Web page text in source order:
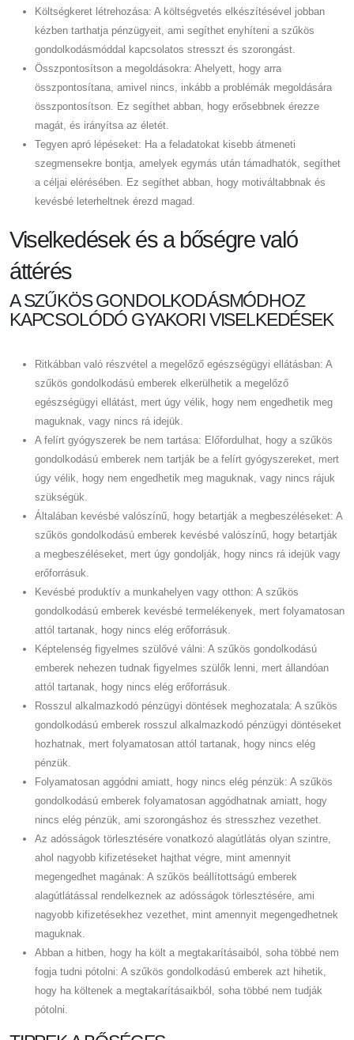
Költségkeret létrehozása: A költségvetés elkészítésével jobban
kézben tarthatja pénzügyeit, ami segíthet enyhíteni a szűkös
gondolkodásmóddal kapcsolatos stresszt és szorongást.
Összpontosítson a megoldásokra: Ahelyett, hogy arra
összpontosítana, amivel nincs, inkább a problémák megoldására
összpontosítson. Ez segíthet abban, hogy erősebbnek érezze
magát, és irányítsa az életét.
Tegyen apró lépéseket: Ha a feladatokat kisebb átmeneti
szegmensekre bontja, amelyek egymás után támadhatók, segíthet
a céljai elérésében. Ez segíthet abban, hogy motiváltabbnak és
kevésbé leterheltnek érezd magad.
Viselkedések és a bőségre való
áttérés
A SZŰKÖS GONDOLKODÁSMÓDHOZ
KAPCSOLÓDÓ GYAKORI VISELKEDÉSEK
Ritkábban való részvétel a megelőző egészségügyi ellátásban: A
szűkös gondolkodású emberek elkerülhetik a megelőző
egészségügyi ellátást, mert úgy vélik, hogy nem engedhetik meg
maguknak, vagy nincs rá idejük.
A felírt gyógyszerek be nem tartása: Előfordulhat, hogy a szűkös
gondolkodású emberek nem tartják be a felírt gyógyszereket, mert
úgy vélik, hogy nem engedhetik meg maguknak, vagy nincs rájuk
szükségük.
Általában kevésbé valószínű, hogy betartják a megbeszéléseket: A
szűkös gondolkodású emberek kevésbé valószínű, hogy betartják
a megbeszéléseket, mert úgy gondolják, hogy nincs rá idejük vagy
erőforrásuk.
Kevésbé produktív a munkahelyen vagy otthon: A szűkös
gondolkodású emberek kevésbé termelékenyek, mert folyamatosan
attól tartanak, hogy nincs elég erőforrásuk.
Képtelenség figyelmes szülővé válni: A szűkös gondolkodású
emberek nehezen tudnak figyelmes szülők lenni, mert állandóan
attól tartanak, hogy nincs elég erőforrásuk.
Rosszul alkalmazkodó pénzügyi döntések meghozatala: A szűkös
gondolkodású emberek rosszul alkalmazkodó pénzügyi döntéseket
hozhatnak, mert folyamatosan attól tartanak, hogy nincs elég
pénzük.
Folyamatosan aggódni amiatt, hogy nincs elég pénzük: A szűkös
gondolkodású emberek folyamatosan aggódhatnak amiatt, hogy
nincs elég pénzük, ami szorongáshoz és stresszhez vezethet.
Az adósságok törlesztésére vonatkozó alagútlátás olyan szintre,
ahol nagyobb kifizetéseket hajthat végre, mint amennyit
megengedhet magának: A szűkös beállítottságú emberek
alagútlátással rendelkeznek az adósságok törlesztésére, ami
nagyobb kifizetésekhez vezethet, mint amennyit megengedhetnek
maguknak.
Abban a hitben, hogy ha költ a megtakarításaiból, soha többé nem
fogja tudni pótolni: A szűkös gondolkodású emberek azt hihetik,
hogy ha költenek a megtakarításaikból, soha többé nem tudják
pótolni.